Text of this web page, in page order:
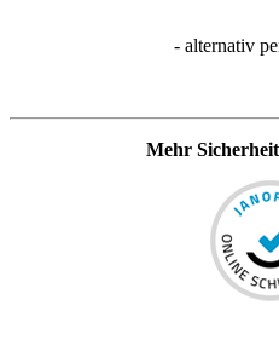
- alternativ
Mehr